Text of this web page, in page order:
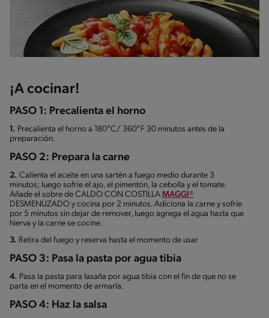
¡A cocinar!
PASO 1: Precalienta el horno
1. Precalienta el horno a 180°C/ 360°F 30 minutos antes de la
preparación.
PASO 2: Prepara la carne
2. Calienta el aceite en una sartén a fuego medio durante 3
minutos; luego sofríe el ajo, el pimentón, la cebolla y el tomate.
Añade el sobre de CALDO CON COSTILLA MAGGI®
DESMENUZADO y cocina por 2 minutos. Adiciona la carne y sofríe
por 5 minutos sin dejar de remover, luego agrega el agua hasta que
hierva y la carne se cocine.
3. Retira del fuego y reserva hasta el momento de usar
PASO 3: Pasa la pasta por agua tibia
4. Pasa la pasta para lasaña por agua tibia con el fin de que no se
parta en el momento de armarla.
PASO 4: Haz la salsa